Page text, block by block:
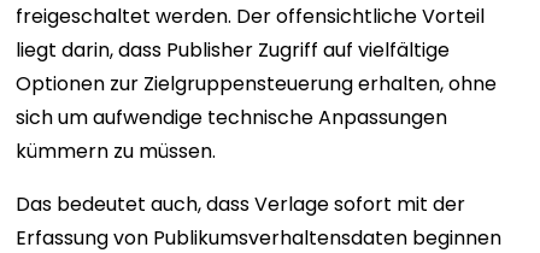
freigeschaltet werden. Der offensichtliche Vorteil
liegt darin, dass Publisher Zugriff auf vielfältige
Optionen zur Zielgruppensteuerung erhalten, ohne
sich um aufwendige technische Anpassungen
kümmern zu müssen.
Das bedeutet auch, dass Verlage sofort mit der
Erfassung von Publikumsverhaltensdaten beginnen